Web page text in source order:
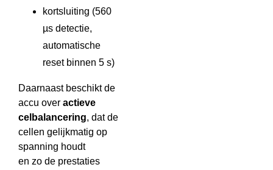
kortsluiting (560
µs detectie,
automatische
reset binnen 5 s)
Daarnaast beschikt de
accu over actieve
celbalancering, dat de
cellen gelijkmatig op
spanning houdt
en zo de prestaties